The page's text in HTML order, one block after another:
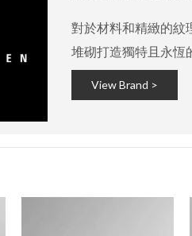
對於材料和精緻的紋
堆砌打造獨特且永恆
View Brand >